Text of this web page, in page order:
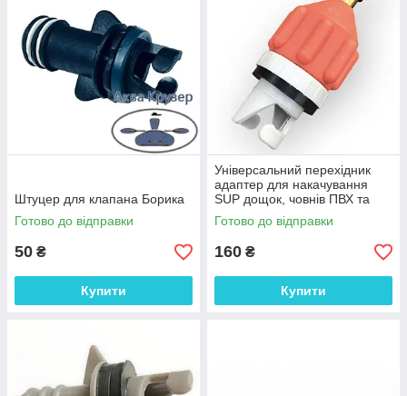
Штуцер для клапана Борика
Готово до відправки
50 ₴
Купити
Універсальний перехідник
адаптер для накачування
SUP дощок, човнів ПВХ та
байдарок автомобільним
компресором
Готово до відправки
160 ₴
Купити